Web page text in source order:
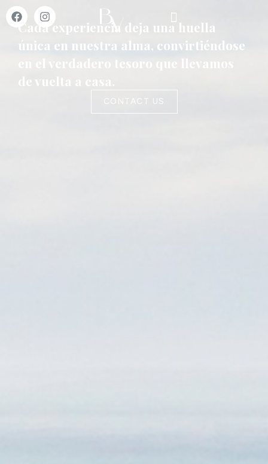
Cada experiencia deja una huella
única en nuestra alma, convirtiéndose
en el verdadero tesoro que llevamos
de vuelta a casa.
CONTACT US